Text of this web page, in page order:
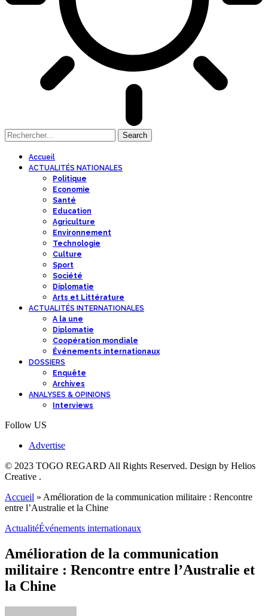
Accueil
ACTUALITÉS NATIONALES
Politique
Economie
Santé
Education
Agriculture
Environnement
Technologie
Culture
Sport
Société
Diplomatie
Arts et Littérature
ACTUALITÉS INTERNATIONALES
A la une
Diplomatie
Coopération mondiale
Événements internationaux
DOSSIERS
Enquête
Archives
ANALYSES & OPINIONS
Interviews
Follow US
Advertise
© 2023 TOGO REGARD All Rights Reserved. Design by Helios
Creative .
Accueil » Amélioration de la communication militaire : Rencontre
entre l’Australie et la Chine
ActualitéÉvénements internationaux
Amélioration de la communication
militaire : Rencontre entre l’Australie et
la Chine